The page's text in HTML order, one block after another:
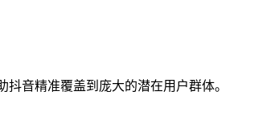
音精准覆盖到庞大的潜在用户群体。